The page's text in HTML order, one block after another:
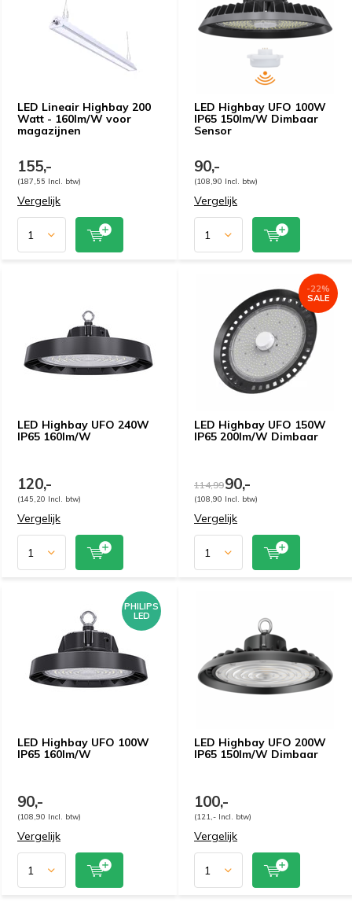
LED Lineair Highbay 200
Watt - 160lm/W voor
magazijnen
155,-
(187,55 Incl. btw)
Vergelijk
LED Highbay UFO 100W
IP65 150lm/W Dimbaar
Sensor
90,-
(108,90 Incl. btw)
Vergelijk
LED Highbay UFO 240W
IP65 160lm/W
120,-
(145,20 Incl. btw)
Vergelijk
LED Highbay UFO 150W
IP65 200lm/W Dimbaar
-22%
SALE
114,9990,-
(108,90 Incl. btw)
Vergelijk
LED Highbay UFO 100W
IP65 160lm/W
PHILIPS
LED
90,-
(108,90 Incl. btw)
Vergelijk
LED Highbay UFO 200W
IP65 150lm/W Dimbaar
100,-
(121,- Incl. btw)
Vergelijk